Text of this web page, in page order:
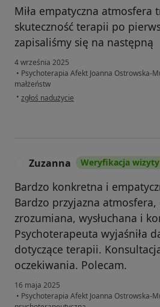
Miła empatyczna atmosfera
skuteczność terapii po
zapisaliśmy się na następną
4 września 2025
• Psychoterapia Afekt Joanna Ostrowska-
małżeństw
• w opinii użytkownika G
zgłoś nadużycie
Zuzanna Weryfikacja wizyty
Bardzo konkretna i
Bardzo przyjazna atmosfera,
zrozumiana, wysłuchana i
Psychoterapeuta wyjaśniła
dotyczące terapii.
oczekiwania. Polecam.
16 maja 2025
• Psychoterapia Afekt Joanna Ostrowska-